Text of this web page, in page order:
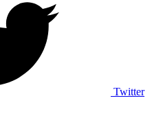
Twitter